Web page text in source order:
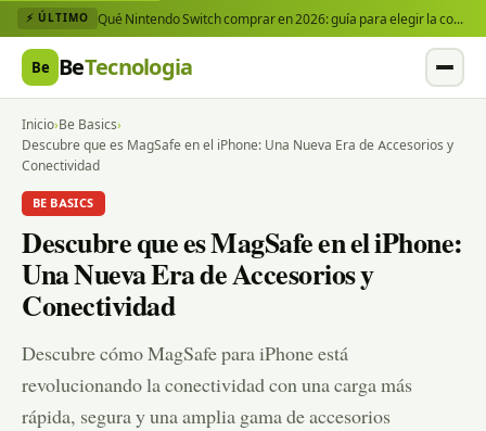
⚡ ÚLTIMO Qué Nintendo Switch comprar en 2026: guía para elegir la consola y los juegos que necesitas
Be BeTecnologia
Inicio›Be Basics›
Descubre que es MagSafe en el iPhone: Una Nueva Era de Accesorios y
Conectividad
BE BASICS
Descubre que es MagSafe en el iPhone:
Una Nueva Era de Accesorios y
Conectividad
Descubre cómo MagSafe para iPhone está
revolucionando la conectividad con una carga más
rápida, segura y una amplia gama de accesorios